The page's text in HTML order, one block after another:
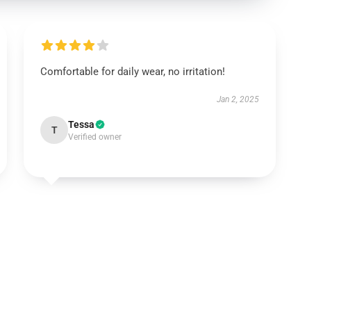
Comfortable for daily wear, no irritation!
Jan 2, 2025
T Tessa
Verified owner